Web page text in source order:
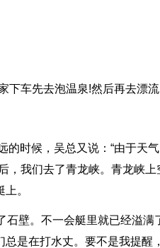
车先去泡温泉!然后再去漂流
的时候，吴总又说：“由于天
，我们去了青龙峡。青龙峡上
。
石壁。不一会艇里就已经溢满
是在打水丈。要不是我提醒